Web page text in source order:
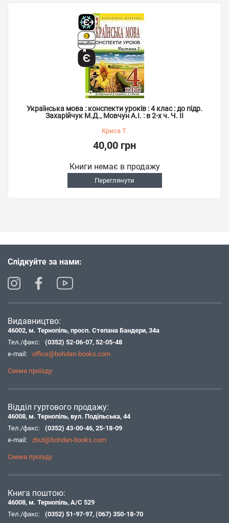
Українська мова : конспекти уроків : 4 клас : до підр.
Захарійчук М.Д., Мовчун А.І. : в 2-х ч. Ч. ІІ
Криса Т.
40,00 грн
Книги немає в продажу
Переглянути
Слідкуйте за нами:
Видавництво:
46002, м. Тернопіль, просп. Степана Бандери, 34а
Тел./факс:
(0352) 52-06-07, 52-05-48
e-mail:
office@bohdan-books.com
Схема проїзду
Відділ гуртового продажу:
46008, м. Тернопіль, вул. Подільська, 44
Тел./факс:
(0352) 43-00-46, 25-18-09
e-mail:
zbut@bohdan-books.com
Схема проїзду
Книга поштою:
46008, м. Тернопіль, А/С 529
Тел./факс:
(0352) 51-97-97, (067) 350-18-70